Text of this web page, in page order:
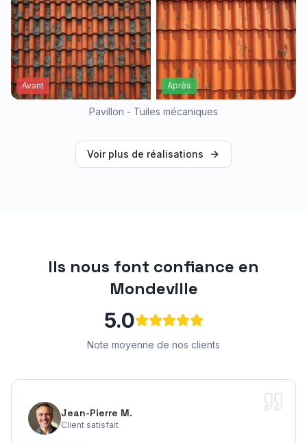
Avant Après
Pavillon - Tuiles mécaniques
Voir plus de réalisations
Ils nous font confiance en
Mondeville
5.0
Note moyenne de nos clients
Jean-Pierre M.
Client satisfait